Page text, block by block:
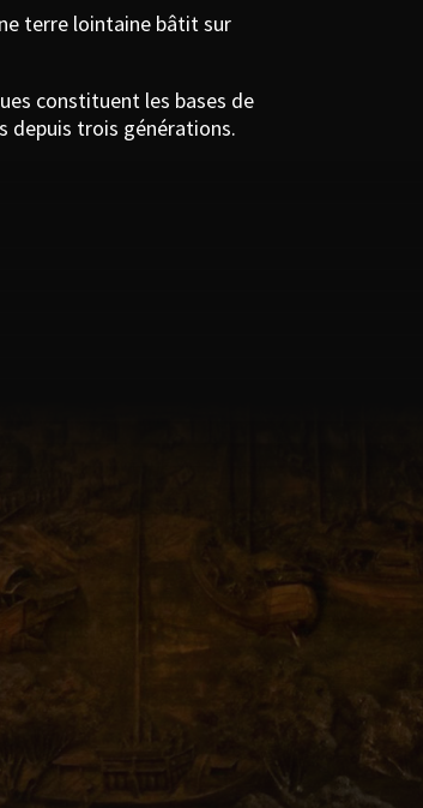
terre lointaine bâtit sur
constituent les bases de
depuis trois générations.